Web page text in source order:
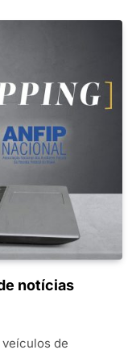
notícias
de